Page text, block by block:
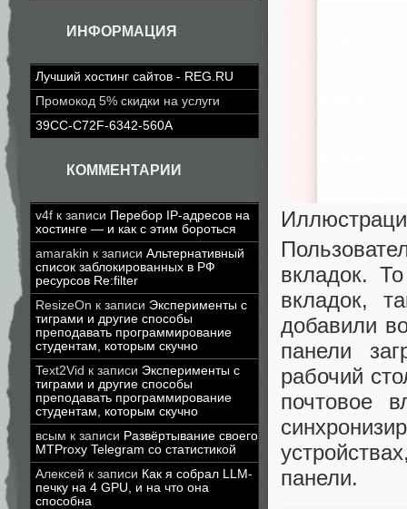
ИНФОРМАЦИЯ
Лучший хостинг сайтов - REG.RU
Промокод 5% скидки на услуги
39CC-C72F-6342-560A
КОММЕНТАРИИ
v4f к записи Перебор IP-адресов на
хостинге — и как с этим бороться
amarakin к записи Альтернативный
список заблокированных в РФ
ресурсов Re:filter
ResizeOn к записи Эксперименты с
тиграми и другие способы
преподавать программирование
студентам, которым скучно
Text2Vid к записи Эксперименты с
тиграми и другие способы
преподавать программирование
студентам, которым скучно
всым к записи Развёртывание своего
MTProxy Telegram со статистикой
Алексей к записи Как я собрал LLM-
печку на 4 GPU, и на что она
способна
вкладок.
вкладок,
добавили
панели
рабочий
почтовое
панели.